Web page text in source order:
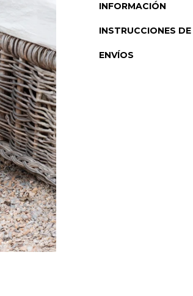
INFORMACIÓN
INSTRUCCIONES
ENVÍOS